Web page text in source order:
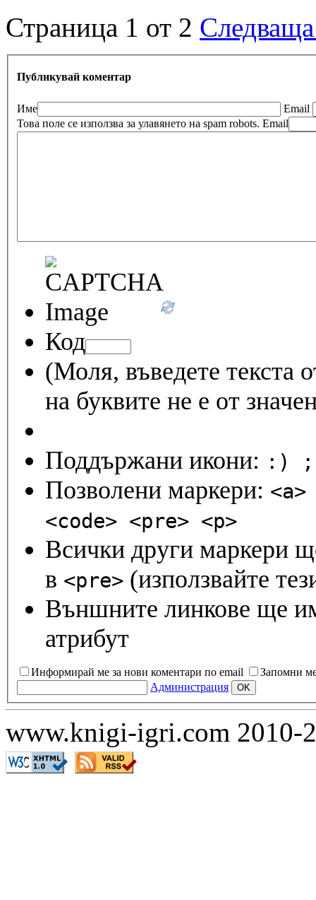
Страница 1 от 2
Публикувай коментар
Име
Email
Това поле се използва за улавянето на spam robots. Email
Код
(Моля, въведете текста
на буквите не е от
Поддържани икони:
Позволени маркери:
<code> <pre> <p>
Всички други маркери
в <pre> (използвайте
Външните линкове ще
атрибут
Информирай ме за нови коментари по email
Запомни
Администрация
www.knigi-igri.com 2010-